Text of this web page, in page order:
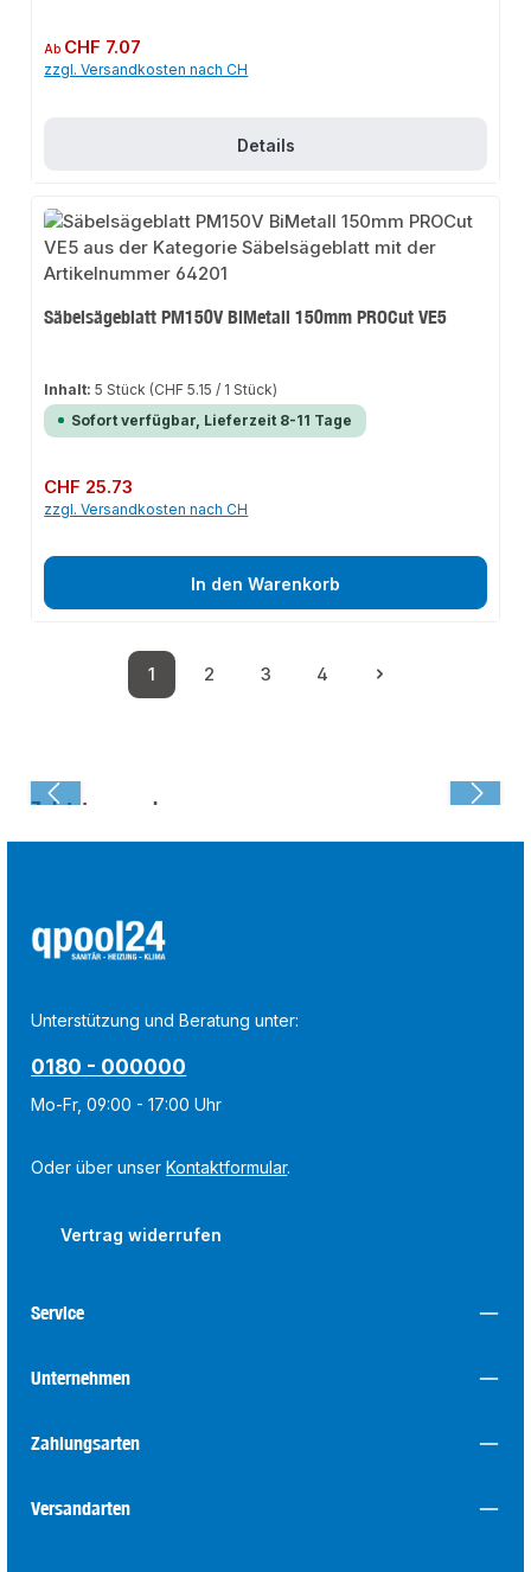
Regulärer Preis:
Ab CHF 7.07
zzgl. Versandkosten nach CH
Details
Säbelsägeblatt PM150V BiMetall 150mm PROCut VE5
Inhalt:5 Stück (CHF 5.15 / 1 Stück)
Sofort verfügbar, Lieferzeit 8-11 Tage
Regulärer Preis:
CHF 25.73
zzgl. Versandkosten nach CH
In den Warenkorb
Seite
1
Seite
2
Seite
3
Seite
4
Zuletzt angesehen:
Unterstützung und Beratung unter:
0180 - 000000
Mo-Fr, 09:00 - 17:00 Uhr
Oder über unserKontaktformular.
Vertrag widerrufen
Service
Unternehmen
Zahlungsarten
Versandarten